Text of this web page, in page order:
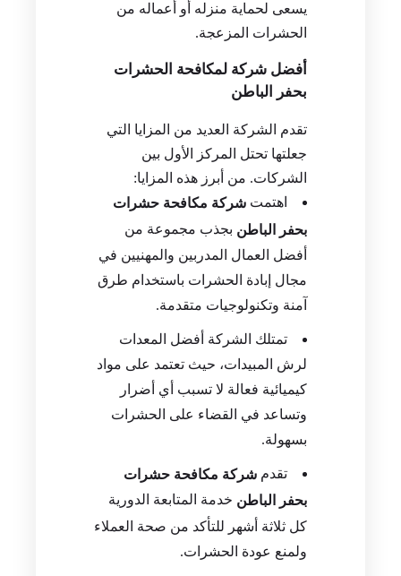
يسعى لحماية منزله أو أعماله من
الحشرات المزعجة.
أفضل شركة لمكافحة الحشرات
بحفر الباطن
تقدم الشركة العديد من المزايا التي
جعلتها تحتل المركز الأول بين
الشركات. من أبرز هذه المزايا:
اهتمت شركة مكافحة حشرات
بحفر الباطن بجذب مجموعة من
أفضل العمال المدربين والمهنيين في
مجال إبادة الحشرات باستخدام طرق
آمنة وتكنولوجيات متقدمة.
تمتلك الشركة أفضل المعدات
لرش المبيدات، حيث تعتمد على مواد
كيميائية فعالة لا تسبب أي أضرار
وتساعد في القضاء على الحشرات
بسهولة.
تقدم شركة مكافحة حشرات
بحفر الباطن خدمة المتابعة الدورية
كل ثلاثة أشهر للتأكد من صحة العملاء
ولمنع عودة الحشرات.